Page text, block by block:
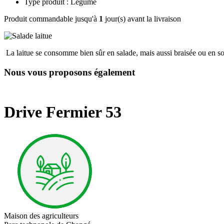
Produit commandable jusqu'à 1 jour(s) avant la livraison
La laitue se consomme bien sûr en salade, mais aussi braisée ou en
Nous vous proposons également
Drive Fermier 53
Maison des agriculteurs